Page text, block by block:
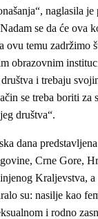
naglasila je
se da će ova
temu zadržimo
obrazovnim
i trebaju
se treba boriti za
društva“.
dana
Crne Gore,
Kraljevstva, a
su: nasilje kao
i rodno